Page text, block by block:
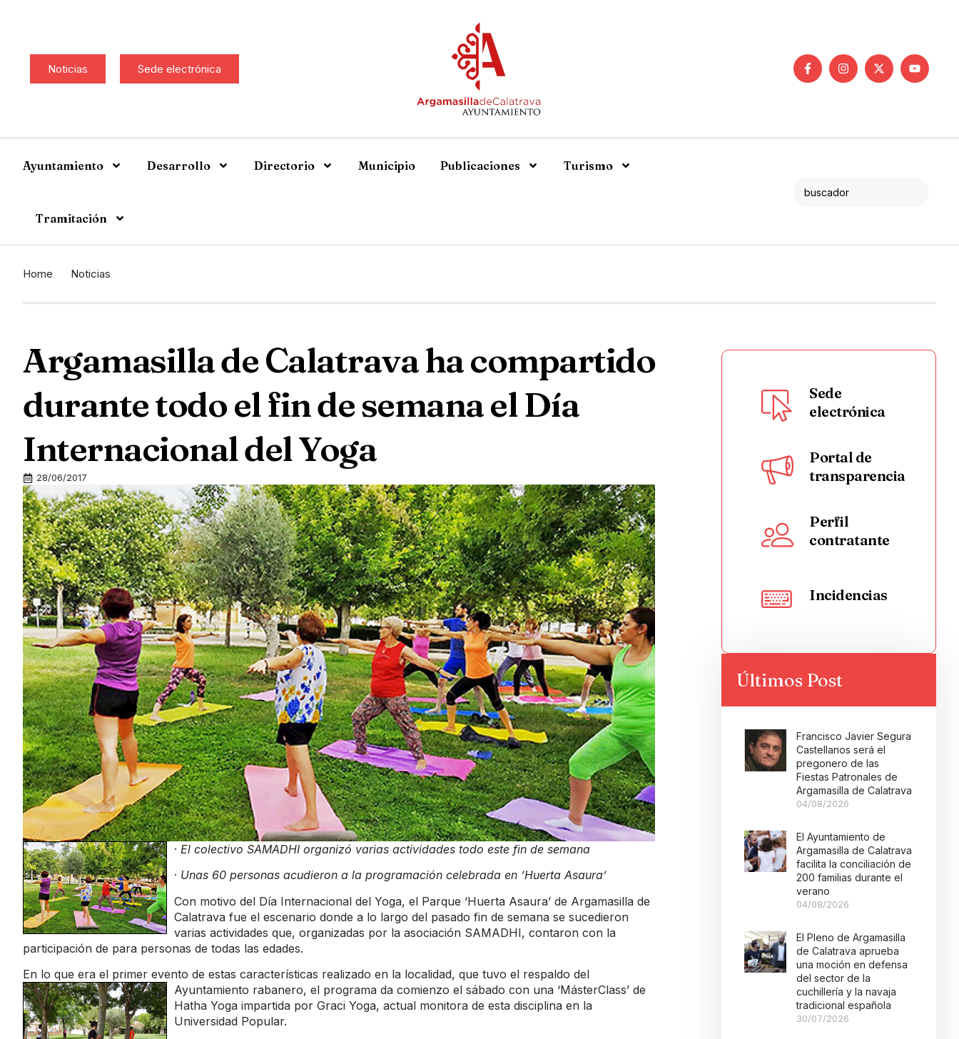
Noticias Sede electrónica
Ayuntamiento Desarrollo Directorio Municipio Publicaciones Turismo
Tramitación
Home Noticias
Argamasilla de Calatrava ha compartido
durante todo el fin de semana el Día
Internacional del Yoga
28/06/2017
· El colectivo SAMADHI organizó varias actividades todo este fin de semana
· Unas 60 personas acudieron a la programación celebrada en ‘Huerta Asaura’
Con motivo del Día Internacional del Yoga, el Parque ‘Huerta Asaura’ de Argamasilla de
Calatrava fue el escenario donde a lo largo del pasado fin de semana se sucedieron
varias actividades que, organizadas por la asociación SAMADHI, contaron con la
participación de para personas de todas las edades.
En lo que era el primer evento de estas características realizado en la localidad, que tuvo el respaldo del
Ayuntamiento rabanero, el programa da comienzo el sábado con una ‘MásterClass’ de
Hatha Yoga impartida por Graci Yoga, actual monitora de esta disciplina en la
Universidad Popular.
Sede
electrónica
Portal de
transparencia
Perfil
contratante
Incidencias
Últimos Post
Francisco Javier Segura
Castellanos será el
pregonero de las
Fiestas Patronales de
Argamasilla de Calatrava
04/08/2026
El Ayuntamiento de
Argamasilla de Calatrava
facilita la conciliación de
200 familias durante el
verano
04/08/2026
El Pleno de Argamasilla
de Calatrava aprueba
una moción en defensa
del sector de la
cuchillería y la navaja
tradicional española
30/07/2026